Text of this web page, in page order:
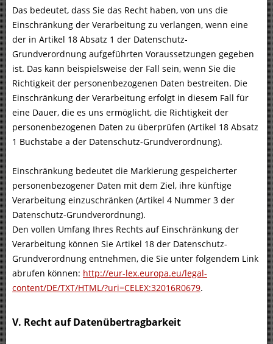
Das bedeutet, dass Sie das Recht haben, von uns die
Einschränkung der Verarbeitung zu verlangen, wenn eine
der in Artikel 18 Absatz 1 der Datenschutz-
Grundverordnung aufgeführten Voraussetzungen gegeben
ist. Das kann beispielsweise der Fall sein, wenn Sie die
Richtigkeit der personenbezogenen Daten bestreiten. Die
Einschränkung der Verarbeitung erfolgt in diesem Fall für
eine Dauer, die es uns ermöglicht, die Richtigkeit der
personenbezogenen Daten zu überprüfen (Artikel 18 Absatz
1 Buchstabe a der Datenschutz-Grundverordnung).
Einschränkung bedeutet die Markierung gespeicherter
personenbezogener Daten mit dem Ziel, ihre künftige
Verarbeitung einzuschränken (Artikel 4 Nummer 3 der
Datenschutz-Grundverordnung).
Den vollen Umfang Ihres Rechts auf Einschränkung der
Verarbeitung können Sie Artikel 18 der Datenschutz-
Grundverordnung entnehmen, die Sie unter folgendem Link
abrufen können: http://eur-lex.europa.eu/legal-
content/DE/TXT/HTML/?uri=CELEX:32016R0679.
V. Recht auf Datenübertragbarkeit